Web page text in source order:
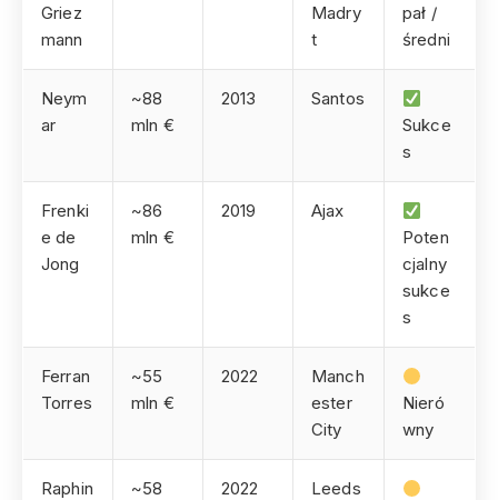
Griez
mann
Madry
t
pał /
średni
Neym
ar
~88
mln €
2013
Santos
Sukce
s
Frenki
e de
Jong
~86
mln €
2019
Ajax
Poten
cjalny
sukce
s
Ferran
Torres
~55
mln €
2022
Manch
ester
City
Nieró
wny
Raphin
~58
2022
Leeds